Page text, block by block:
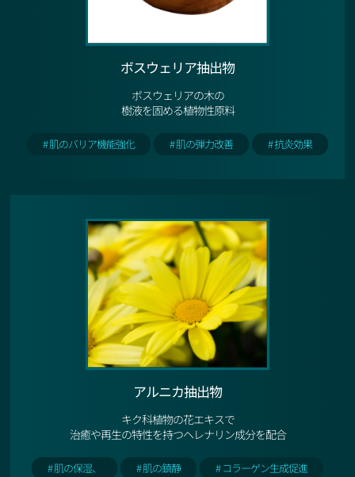
ボスウェリア抽出物
ボスウェリアの木の
樹液を固める植物性原料
# 肌のバリア機能強化 # 肌の弾力改善 # 抗炎効果
アルニカ抽出物
キク科植物の花エキスで
治癒や再生の特性を持つヘレナリン成分を配合
# 肌の保湿、 # 肌の鎮静 # コラーゲン生成促進